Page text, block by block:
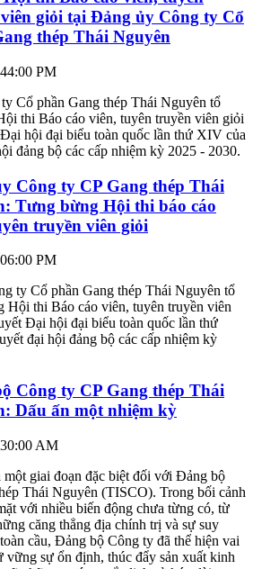
giỏi tại Đảng ủy Công ty Cổ
thép Thái Nguyên
PM
Cổ phần Gang thép Thái Nguyên tổ
thi Báo cáo viên, tuyên truyền viên giỏi
hội đại biểu toàn quốc lần thứ XIV của
đảng bộ các cấp nhiệm kỳ 2025 - 2030.
Công ty CP Gang thép Thái
Tưng bừng Hội thi báo cáo
truyền viên giỏi
PM
ty Cổ phần Gang thép Thái Nguyên tổ
Hội thi Báo cáo viên, tuyên truyền viên
Đại hội đại biểu toàn quốc lần thứ
đại hội đảng bộ các cấp nhiệm kỳ
Công ty CP Gang thép Thái
Dấu ấn một nhiệm kỳ
AM
giai đoạn đặc biệt đối với Đảng bộ
Thái Nguyên (TISCO). Trong bối cảnh
với nhiều biến động chưa từng có, từ
căng thẳng địa chính trị và sự suy
cầu, Đảng bộ Công ty đã thể hiện vai
vững sự ổn định, thúc đẩy sản xuất kinh